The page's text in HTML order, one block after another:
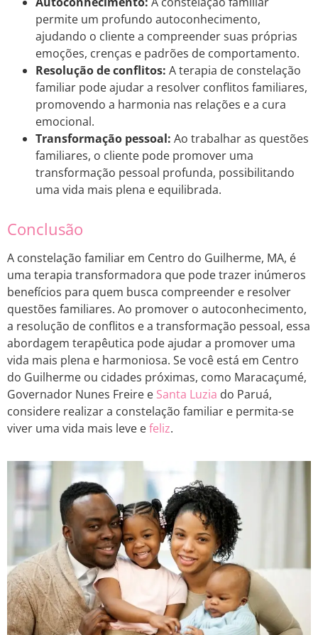
permite um profundo autoconhecimento,
ajudando o cliente a compreender suas próprias
emoções, crenças e padrões de comportamento.
Resolução de conflitos: A terapia de constelação
familiar pode ajudar a resolver conflitos familiares,
promovendo a harmonia nas relações e a cura
emocional.
Transformação pessoal: Ao trabalhar as questões
familiares, o cliente pode promover uma
transformação pessoal profunda, possibilitando
uma vida mais plena e equilibrada.
Conclusão
A constelação familiar em Centro do Guilherme, MA, é
uma terapia transformadora que pode trazer inúmeros
benefícios para quem busca compreender e resolver
questões familiares. Ao promover o autoconhecimento,
a resolução de conflitos e a transformação pessoal, essa
abordagem terapêutica pode ajudar a promover uma
vida mais plena e harmoniosa. Se você está em Centro
do Guilherme ou cidades próximas, como Maracaçumé,
Governador Nunes Freire e Santa Luzia do Paruá,
considere realizar a constelação familiar e permita-se
viver uma vida mais leve efeliz.